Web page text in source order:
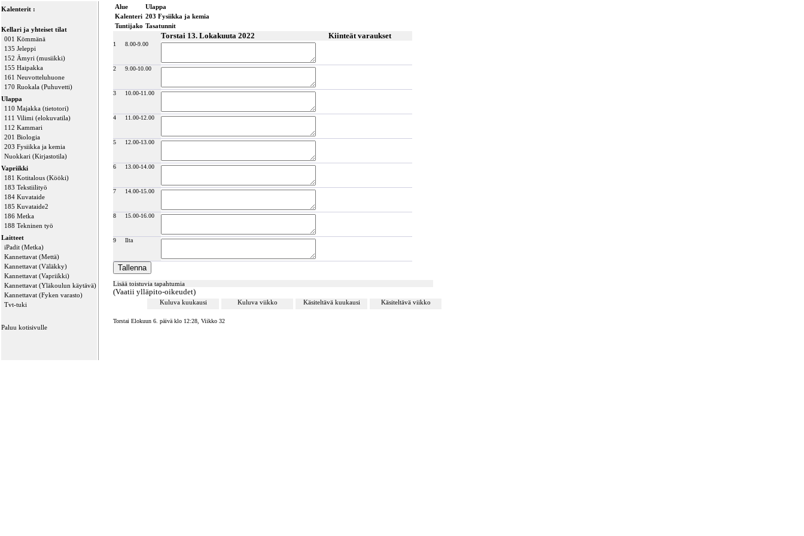
Kalenterit :
Kellari ja yhteiset tilat
001 Kömmänä
135 Jeleppi
152 Ämyri (musiikki)
155 Haipakka
161 Neuvotteluhuone
170 Ruokala (Puhuvetti)
Ulappa
110 Majakka (tietotori)
111 Vilimi (elokuvatila)
112 Kammari
201 Biologia
203 Fysiikka ja kemia
Nuokkari (Kirjastotila)
Vapriikki
181 Kotitalous (Kööki)
183 Tekstiilityö
184 Kuvataide
185 Kuvataide2
186 Metka
188 Tekninen työ
Laitteet
iPadit (Metka)
Kannettavat (Mettä)
Kannettavat (Väläkky)
Kannettavat (Vapriikki)
Kannettavat (Yläkoulun käytävä)
Kannettavat (Fyken varasto)
Tvt-tuki
Paluu kotisivulle
Alue
Ulappa
Kalenteri 203 Fysiikka ja kemia
Tuntijako Tasatunnit
Torstai 13. Lokakuuta 2022 Kiinteät varaukset
1 8.00-9.00
2 9.00-10.00
3 10.00-11.00
4 11.00-12.00
5 12.00-13.00
6 13.00-14.00
7 14.00-15.00
8 15.00-16.00
9 Ilta
Lisää toistuvia tapahtumia
(Vaatii ylläpito-oikeudet)
Kuluva kuukausi Kuluva viikko Käsiteltävä kuukausi Käsiteltävä viikko
Torstai Elokuun 6. päivä klo 12:28, Viikko 32